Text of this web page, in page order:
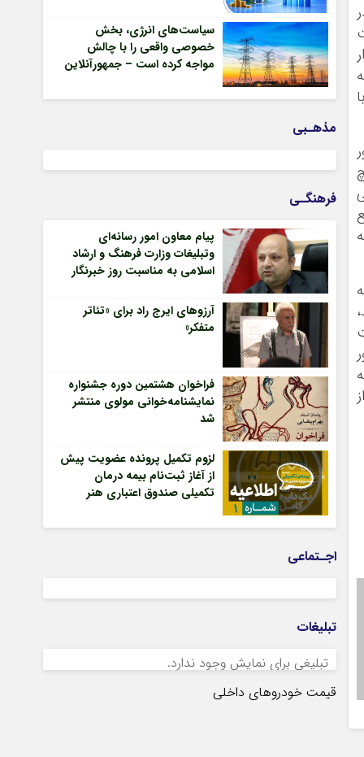
سیاست‌های انرژی، بخش
خصوصی واقعی را با چالش
مواجه کرده است – جمهورآنلاین
مذهـبی
فرهنگـی
پیام معاون امور رسانه‌ای
وتبلیغات وزارت فرهنگ و ارشاد
اسلامی به مناسبت روز خبرنگار
آرزوهای ایرج راد برای «تئاتر
متفکر»
فراخوان هشتمین دوره جشنواره
نمایشنامه‌خوانی مولوی منتشر
شد
لزوم تکمیل پرونده عضویت پیش
از آغاز ثبت‌نام بیمه درمان
تکمیلی صندوق اعتباری هنر
اجـتماعی
تبلیغات
تبلیغی برای نمایش وجود ندارد.
قیمت خودروهای داخلی